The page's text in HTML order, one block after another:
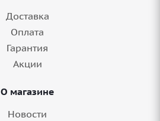
Доставка
Оплата
Гарантия
Акции
О магазине
Новости